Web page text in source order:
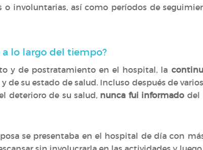
o involuntarias, así como períodos de
lo largo del tiempo?
y de postratamiento en el hospital, la
de su estado de salud. Incluso después de
deterioro de su salud, nunca fui informado del
se presentaba en el hospital de día con